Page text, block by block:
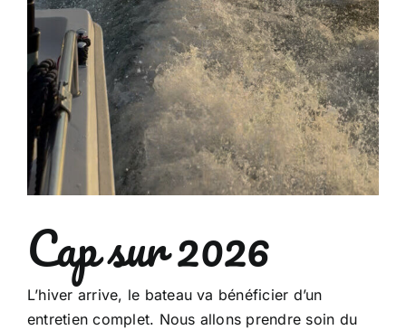
Cap sur 2026
L’hiver arrive, le bateau va bénéficier d’un
entretien complet. Nous allons prendre soin du